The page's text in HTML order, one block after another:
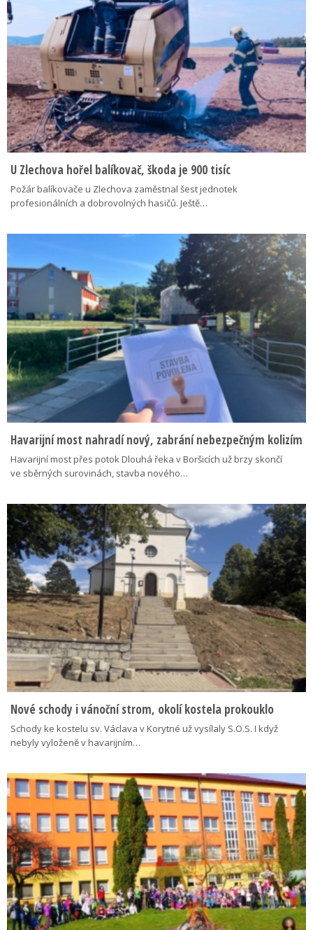
U Zlechova hořel balíkovač, škoda je 900 tisíc
Požár balíkovače u Zlechova zaměstnal šest jednotek
profesionálních a dobrovolných hasičů. Ještě…
Havarijní most nahradí nový, zabrání nebezpečným kolizím
Havarijní most přes potok Dlouhá řeka v Boršicích už brzy skončí
ve sběrných surovinách, stavba nového…
Nové schody i vánoční strom, okolí kostela prokouklo
Schody ke kostelu sv. Václava v Korytné už vysílaly S.O.S. I když
nebyly vyloženě v havarijním…